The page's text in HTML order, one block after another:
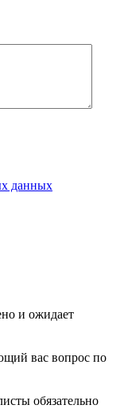
данных
и ожидает
вас вопрос по
обязательно